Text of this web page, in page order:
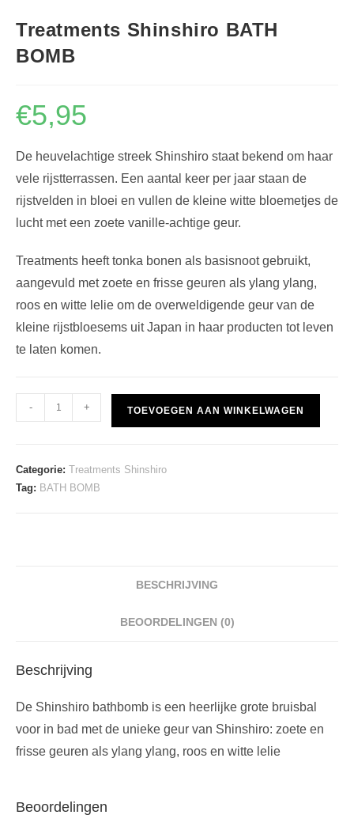
Treatments Shinshiro BATH
BOMB
€5,95
De heuvelachtige streek Shinshiro staat bekend om haar
vele rijstterrassen. Een aantal keer per jaar staan de
rijstvelden in bloei en vullen de kleine witte bloemetjes de
lucht met een zoete vanille-achtige geur.
Treatments heeft tonka bonen als basisnoot gebruikt,
aangevuld met zoete en frisse geuren als ylang ylang,
roos en witte lelie om de overweldigende geur van de
kleine rijstbloesems uit Japan in haar producten tot leven
te laten komen.
Treatments
Shinshiro
aantal
- + TOEVOEGEN AAN WINKELWAGEN
Categorie: Treatments Shinshiro
Tag: BATH BOMB
BESCHRIJVING
BEOORDELINGEN (0)
Beschrijving
De Shinshiro bathbomb is een heerlijke grote bruisbal
voor in bad met de unieke geur van Shinshiro: zoete en
frisse geuren als ylang ylang, roos en witte lelie
Beoordelingen